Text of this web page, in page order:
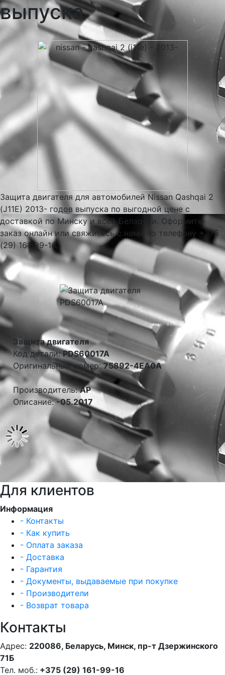
выпуска
Защита двигателя для автомобилей Nissan Qashqai 2
(J11E) 2013- годов выпуска по выгодной цене с
доставкой по Минску и всей Беларуси. Оформите
заказ онлайн или свяжитесь с нами по телефону +375
(29) 161-99-16.
Защита двигателя
Код детали:PDS60017A
Оригинальный номер:75892-4EA0A
Производитель:AP
Описание:-05.2017
Для клиентов
Информация
- Контакты
- Как купить
- Оплата заказа
- Доставка
- Гарантия
- Документы, выдаваемые при покупке
- Производители
- Возврат товара
Контакты
Адрес: 220086, Беларусь, Минск, пр-т Дзержинского
71Б
Тел. моб.: +375 (29) 161-99-16